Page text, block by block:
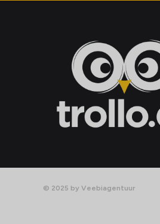
© 2025 by Veebiagentuur